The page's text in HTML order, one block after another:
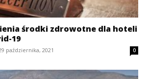
środki zdrowotne dla hoteli
19
października, 2021 0